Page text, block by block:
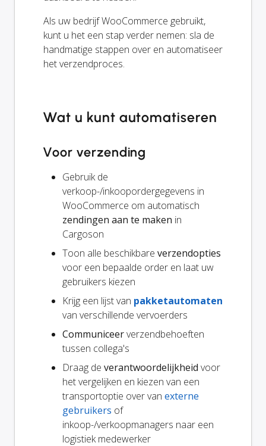
Als uw bedrijf WooCommerce gebruikt,
kunt u het een stap verder nemen: sla de
handmatige stappen over en automatiseer
het verzendproces.
Wat u kunt automatiseren
Voor verzending
Gebruik de
verkoop-/inkoopordergegevens in
WooCommerce om automatisch
zendingen aan te maken in
Cargoson
Toon alle beschikbare verzendopties
voor een bepaalde order en laat uw
gebruikers kiezen
Krijg een lijst van pakketautomaten
van verschillende vervoerders
Communiceerverzendbehoeften
tussen collega's
Draag de verantwoordelijkheid voor
het vergelijken en kiezen van een
transportoptie over van externe
gebruikers of
inkoop-/verkoopmanagers naar een
logistiek medewerker